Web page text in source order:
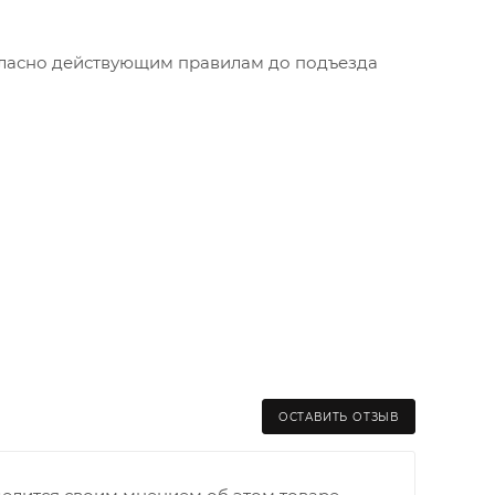
действующим правилам до подъезда
ОСТАВИТЬ ОТЗЫВ